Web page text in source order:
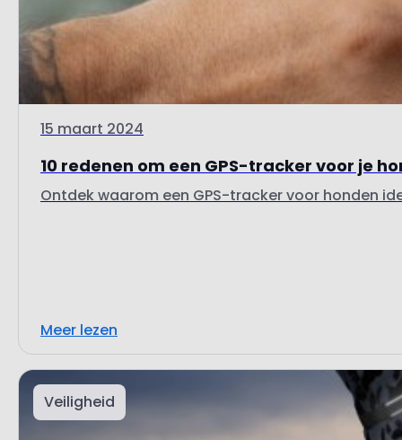
15 maart 2024
10 redenen om een GPS-tracker voor je
Ontdek waarom een GPS-tracker voor honden
Meer lezen
Veiligheid